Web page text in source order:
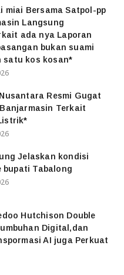
miai Bersama Satpol-pp
Langsung
ada nya Laporan
bukan suami
satu kos kosan*
Resmi Gugat
Banjarmasin Terkait
Jelaskan kondisi
bupati Tabalong
Hutchison Double
Digital,dan
AI juga Perkuat